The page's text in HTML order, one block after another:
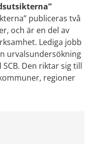
publiceras två
och är en del av
Lediga jobb
urvalsundersökning
Den riktar sig till
regioner